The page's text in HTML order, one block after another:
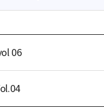
일
운
06